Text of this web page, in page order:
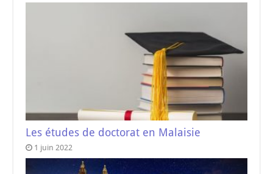
Les études de doctorat en Malaisie
1 juin 2022